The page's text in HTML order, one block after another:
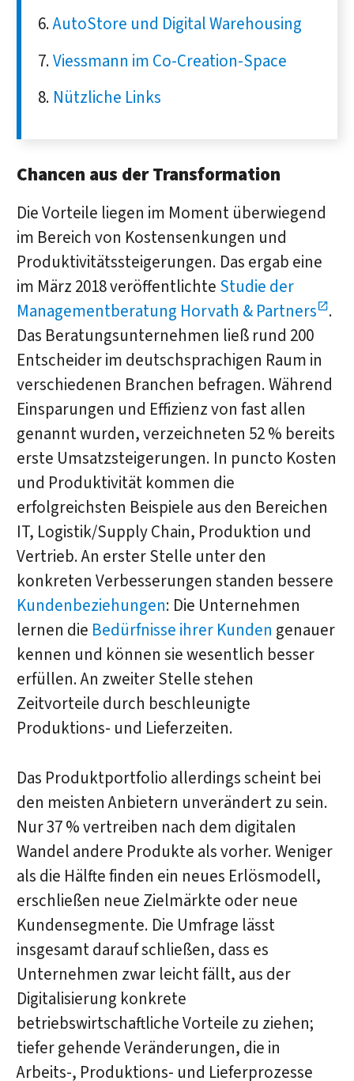
AutoStore und Digital Warehousing
Viessmann im Co-Creation-Space
Nützliche Links
Chancen aus der Transformation
Die Vorteile liegen im Moment überwiegend
im Bereich von Kostensenkungen und
Produktivitätssteigerungen. Das ergab eine
im März 2018 veröffentlichte Studie der
Managementberatung Horvath & Partners .
Das Beratungsunternehmen ließ rund 200
Entscheider im deutschsprachigen Raum in
verschiedenen Branchen befragen. Während
Einsparungen und Effizienz von fast allen
genannt wurden, verzeichneten 52 % bereits
erste Umsatzsteigerungen. In puncto Kosten
und Produktivität kommen die
erfolgreichsten Beispiele aus den Bereichen
IT, Logistik/Supply Chain, Produktion und
Vertrieb. An erster Stelle unter den
konkreten Verbesserungen standen bessere
Kundenbeziehungen: Die Unternehmen
lernen die Bedürfnisse ihrer Kunden genauer
kennen und können sie wesentlich besser
erfüllen. An zweiter Stelle stehen
Zeitvorteile durch beschleunigte
Produktions- und Lieferzeiten.
Das Produktportfolio allerdings scheint bei
den meisten Anbietern unverändert zu sein.
Nur 37 % vertreiben nach dem digitalen
Wandel andere Produkte als vorher. Weniger
als die Hälfte finden ein neues Erlösmodell,
erschließen neue Zielmärkte oder neue
Kundensegmente. Die Umfrage lässt
insgesamt darauf schließen, dass es
Unternehmen zwar leicht fällt, aus der
Digitalisierung konkrete
betriebswirtschaftliche Vorteile zu ziehen;
tiefer gehende Veränderungen, die in
Arbeits-, Produktions- und Lieferprozesse